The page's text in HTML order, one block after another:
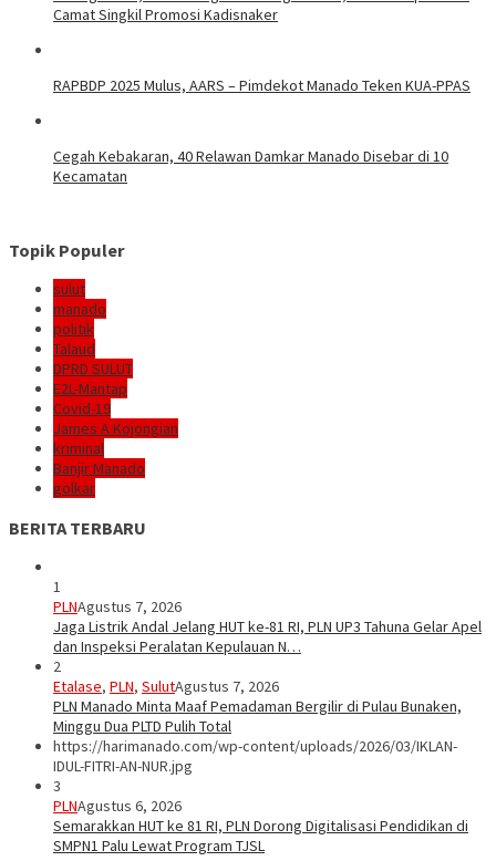
Camat Singkil Promosi Kadisnaker
RAPBDP 2025 Mulus, AARS – Pimdekot Manado Teken KUA-PPAS
Cegah Kebakaran, 40 Relawan Damkar Manado Disebar di 10
Kecamatan
Topik Populer
sulut
manado
politik
Talaud
DPRD SULUT
E2L-Mantap
Covid-19
James A Kojongian
kriminal
Banjir Manado
golkar
BERITA TERBARU
1
PLNAgustus 7, 2026
Jaga Listrik Andal Jelang HUT ke-81 RI, PLN UP3 Tahuna Gelar Apel
dan Inspeksi Peralatan Kepulauan N…
2
Etalase, PLN, SulutAgustus 7, 2026
PLN Manado Minta Maaf Pemadaman Bergilir di Pulau Bunaken,
Minggu Dua PLTD Pulih Total
https://harimanado.com/wp-content/uploads/2026/03/IKLAN-
IDUL-FITRI-AN-NUR.jpg
3
PLNAgustus 6, 2026
Semarakkan HUT ke 81 RI, PLN Dorong Digitalisasi Pendidikan di
SMPN1 Palu Lewat Program TJSL